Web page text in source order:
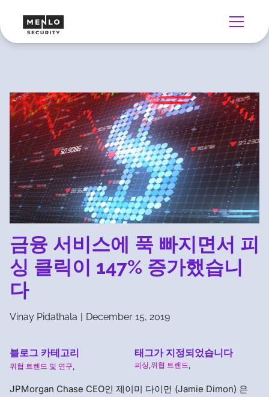
금융 서비스에 푹 빠지면서 피
싱 클릭이 147% 증가했습니
다
Vinay Pidathala | December 15, 2019
블로그 카테고리
위협 트렌드 및 연구,
태그가 지정되었습니다
피싱,위협 트렌드,
JPMorgan Chase CEO인 제이미 다이먼 (Jamie Dimon) 은